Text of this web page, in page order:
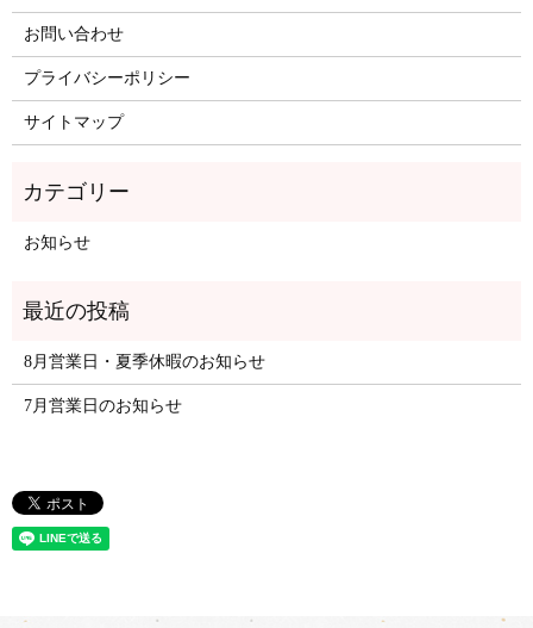
お問い合わせ
プライバシーポリシー
サイトマップ
お知らせ
8月営業日・夏季休暇のお知らせ
7月営業日のお知らせ